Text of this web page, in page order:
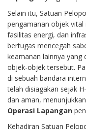
Selain itu, Satuan
pengamanan objek
fasilitas energi, dan
bertugas mencegah
keamanan lainnya yang
objek-objek tersebut.
di sebuah bandara
telah disiagakan sejak
dan aman,
Operasi Lapangan
Kehadiran Satuan